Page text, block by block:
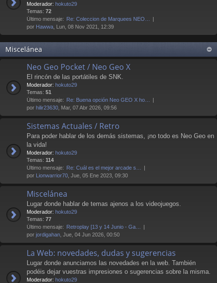
Moderador: hokuto29
Temas: 72
Último mensaje: Re: Coleccion de Marquees NEO…
por Hawwa , Lun, 08 Nov 2021, 12:39
Miscelánea
Neo Geo Pocket / Neo Geo X
El rincón de las portátiles de SNK.
Moderador: hokuto29
Temas: 51
Último mensaje: Re: Buena opción Neo GEO X ho…
por hilir23630 , Mar, 07 Abr 2026, 09:56
Sistemas Actuales / Retro
Para poder hablar de los demás sistemas, ¡no todo es Neo Geo en
la vida!
Moderador: hokuto29
Temas: 114
Último mensaje: Re: Cuál es el mejor arcade s…
por Lionwarrior70 , Jue, 05 Ene 2023, 09:30
Miscelánea
Lugar donde hablar de temas ajenos a los videojuegos.
Moderador: hokuto29
Temas: 77
Último mensaje: Retroplay [13 y 14 Junio - Ga…
por jordigahan , Jue, 04 Jun 2026, 00:50
La Web: novedades, dudas y sugerencias
Lugar donde anunciamos las novedades en la web. También
podéis dejar vuestras impresiones o sugerencias sobre la misma.
Moderador: hokuto29